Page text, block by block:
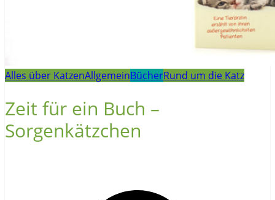
Alles über KatzenAllgemeinBücherRund um die Katz
Zeit für ein Buch –
Sorgenkätzchen